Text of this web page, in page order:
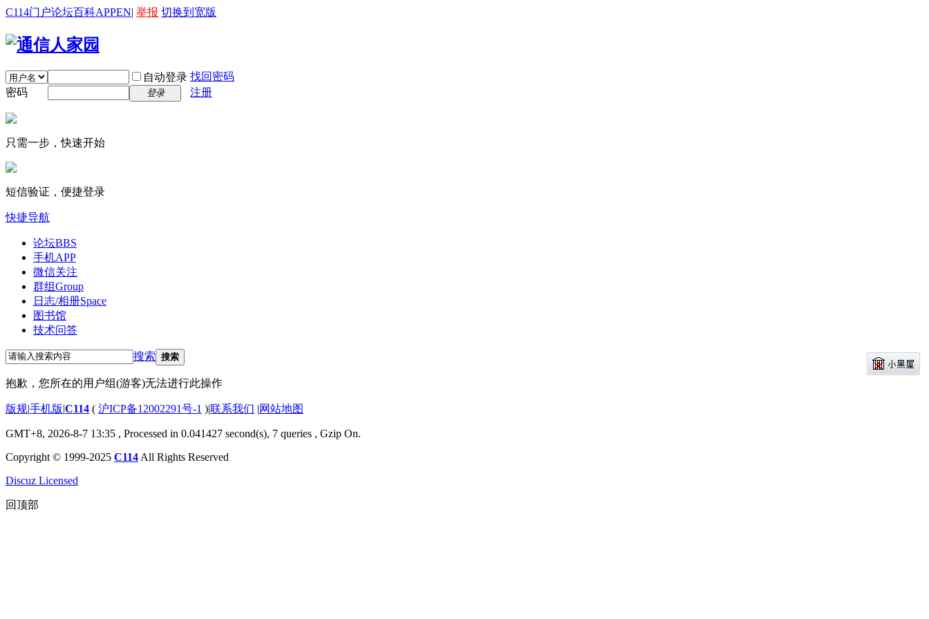
C114门户论坛百科APPEN| 举报 切换到宽版
自动登录 找回密码
密码
登录 注册
只需一步，快速开始
短信验证，便捷登录
快捷导航
论坛BBS
手机APP
微信关注
群组Group
日志/相册Space
图书馆
技术问答
搜索 搜索
抱歉，您所在的用户组(游客)无法进行此操作
版规|手机版|C114 ( 沪ICP备12002291号-1 )|联系我们 |网站地图
GMT+8, 2026-8-7 13:35 , Processed in 0.041427 second(s), 7 queries , Gzip On.
Copyright © 1999-2025 C114 All Rights Reserved
Discuz Licensed
回顶部